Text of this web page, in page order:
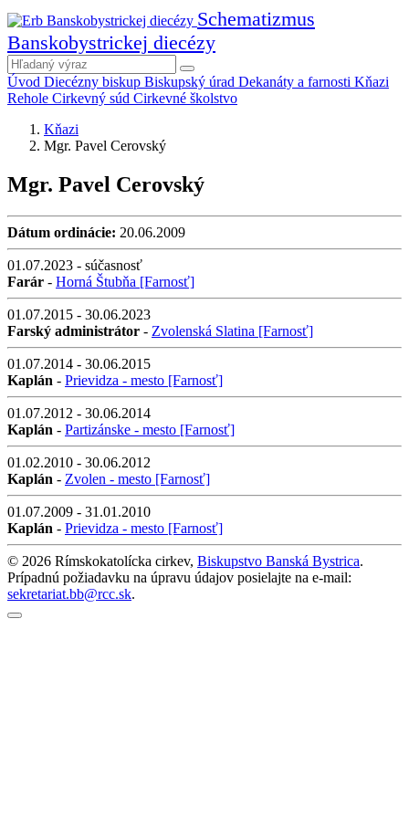
Schematizmus
Banskobystrickej diecézy
Úvod Diecézny biskup Biskupský úrad Dekanáty a farnosti Kňazi
Rehole Cirkevný súd Cirkevné školstvo
Kňazi
Mgr. Pavel Cerovský
Mgr. Pavel Cerovský
Dátum ordinácie: 20.06.2009
01.07.2023 - súčasnosť
Farár - Horná Štubňa [Farnosť]
01.07.2015 - 30.06.2023
Farský administrátor - Zvolenská Slatina [Farnosť]
01.07.2014 - 30.06.2015
Kaplán - Prievidza - mesto [Farnosť]
01.07.2012 - 30.06.2014
Kaplán - Partizánske - mesto [Farnosť]
01.02.2010 - 30.06.2012
Kaplán - Zvolen - mesto [Farnosť]
01.07.2009 - 31.01.2010
Kaplán - Prievidza - mesto [Farnosť]
© 2026 Rímskokatolícka cirkev, Biskupstvo Banská Bystrica.
Prípadnú požiadavku na úpravu údajov posielajte na e-mail:
sekretariat.bb@rcc.sk.